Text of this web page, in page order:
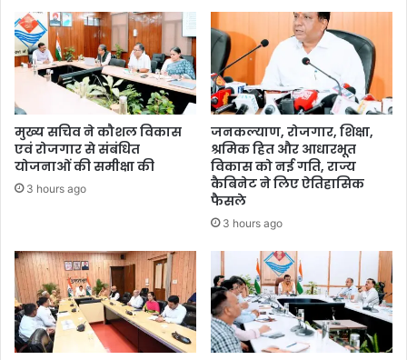
मुख्य सचिव ने कौशल विकास
एवं रोजगार से संबंधित
योजनाओं की समीक्षा की
3 hours ago
जनकल्याण, रोजगार, शिक्षा,
श्रमिक हित और आधारभूत
विकास को नई गति, राज्य
कैबिनेट ने लिए ऐतिहासिक
फैसले
3 hours ago